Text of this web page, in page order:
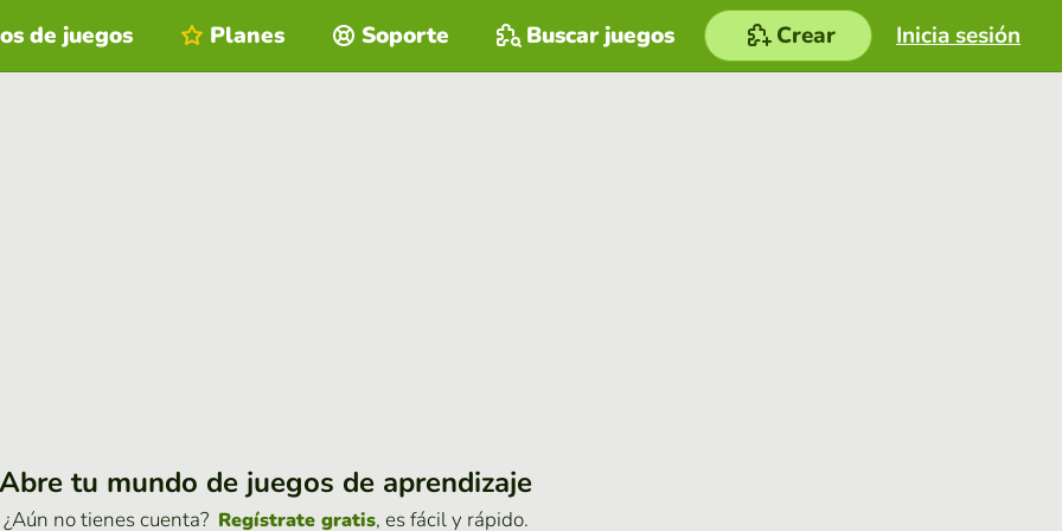
Inicia sesión
de juegos Planes Soporte Buscar juegos Crear
Abre tu mundo de juegos de aprendizaje
¿Aún no tienes cuenta? Regístrate gratis, es fácil y rápido.